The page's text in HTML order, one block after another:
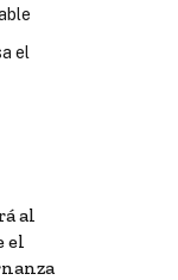
el
al
el